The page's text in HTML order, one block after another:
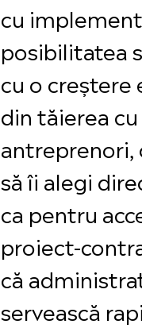
cu
posibilitatea
cu o creștere
din tăierea
antreprenori,
să îi alegi
ca pentru
proiect-
că
servească